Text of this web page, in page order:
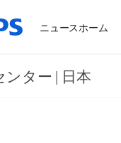
ニュースホーム
ンター | 日本